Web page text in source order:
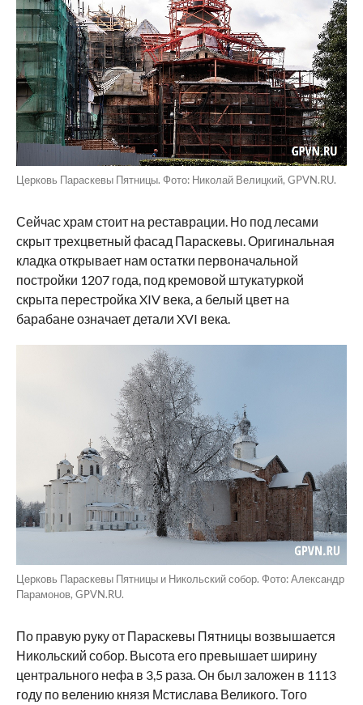
Церковь Параскевы Пятницы. Фото: Николай Велицкий, GPVN.RU.
Сейчас храм стоит на реставрации. Но под лесами
скрыт трехцветный фасад Параскевы. Оригинальная
кладка открывает нам остатки первоначальной
постройки 1207 года, под кремовой штукатуркой
скрыта перестройка XIV века, а белый цвет на
барабане означает детали XVI века.
Церковь Параскевы Пятницы и Никольский собор. Фото: Александр
Парамонов, GPVN.RU.
По правую руку от Параскевы Пятницы возвышается
Никольский собор. Высота его превышает ширину
центрального нефа в 3,5 раза. Он был заложен в 1113
году по велению князя Мстислава Великого. Того